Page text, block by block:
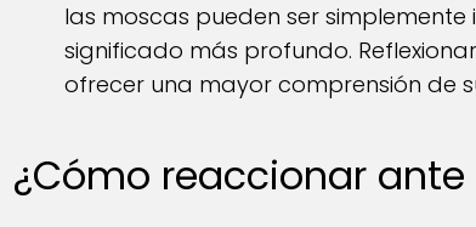
las moscas pueden ser
significado más profundo.
ofrecer una mayor comprensión de
¿Cómo reaccionar